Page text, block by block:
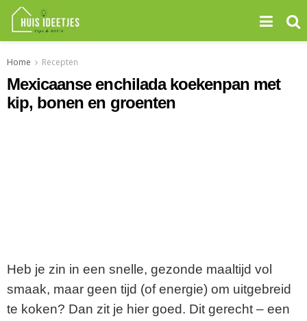
Home Recepten
Mexicaanse enchilada koekenpan met
kip, bonen en groenten
Heb je zin in een snelle, gezonde maaltijd vol
smaak, maar geen tijd (of energie) om uitgebreid
te koken? Dan zit je hier goed. Dit gerecht – een